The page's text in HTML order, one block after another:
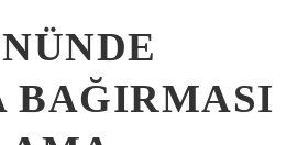
BAĞIRMASI